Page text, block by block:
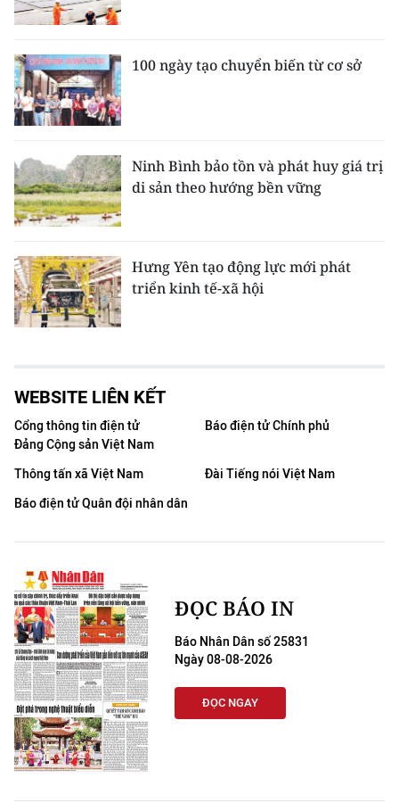
100 ngày tạo chuyển biến từ cơ sở
Ninh Bình bảo tồn và phát huy giá trị
di sản theo hướng bền vững
Hưng Yên tạo động lực mới phát
triển kinh tế-xã hội
WEBSITE LIÊN KẾT
Cổng thông tin điện tử
Đảng Cộng sản Việt Nam
Báo điện tử Chính phủ
Thông tấn xã Việt Nam
Đài Tiếng nói Việt Nam
Báo điện tử Quân đội nhân dân
ĐỌC BÁO IN
Báo Nhân Dân số 25831
Ngày 08-08-2026
ĐỌC NGAY